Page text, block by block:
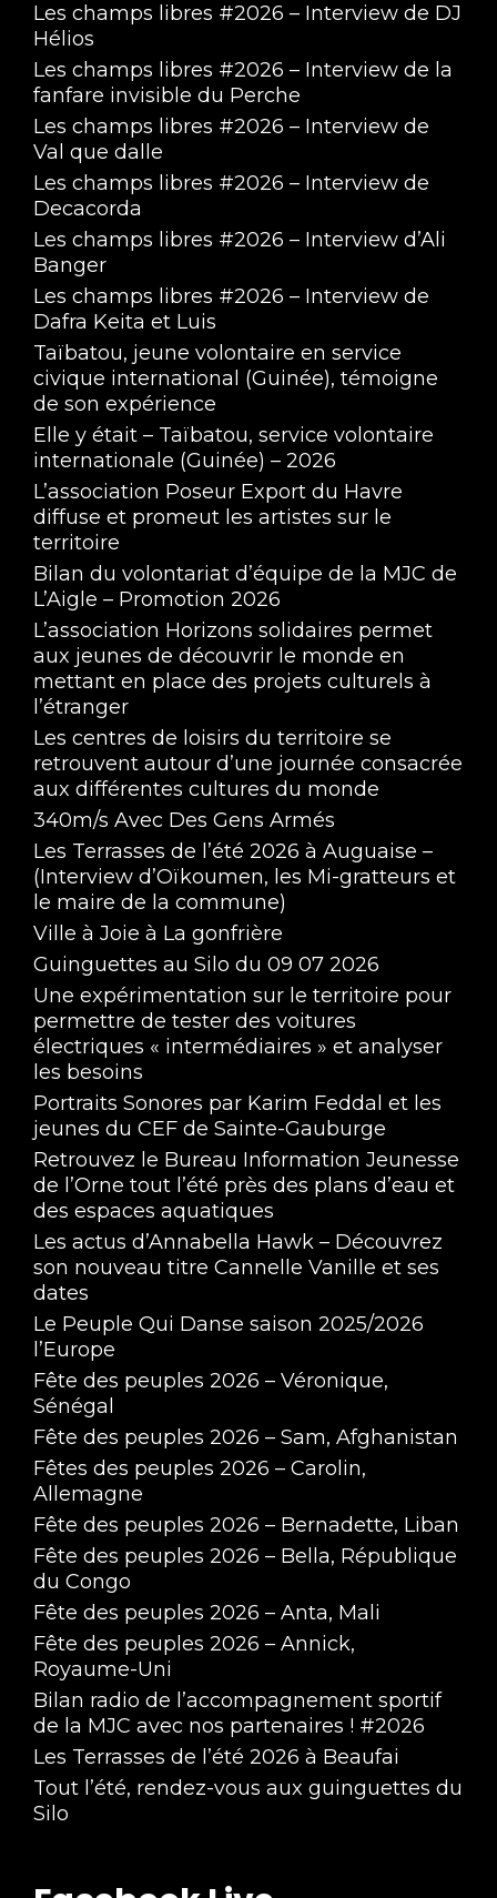
Les champs libres #2026 – Interview de DJ
Hélios
Les champs libres #2026 – Interview de la
fanfare invisible du Perche
Les champs libres #2026 – Interview de
Val que dalle
Les champs libres #2026 – Interview de
Decacorda
Les champs libres #2026 – Interview d’Ali
Banger
Les champs libres #2026 – Interview de
Dafra Keita et Luis
Taïbatou, jeune volontaire en service
civique international (Guinée), témoigne
de son expérience
Elle y était – Taïbatou, service volontaire
internationale (Guinée) – 2026
L’association Poseur Export du Havre
diffuse et promeut les artistes sur le
territoire
Bilan du volontariat d’équipe de la MJC de
L’Aigle – Promotion 2026
L’association Horizons solidaires permet
aux jeunes de découvrir le monde en
mettant en place des projets culturels à
l’étranger
Les centres de loisirs du territoire se
retrouvent autour d’une journée consacrée
aux différentes cultures du monde
340m/s Avec Des Gens Armés
Les Terrasses de l’été 2026 à Auguaise –
(Interview d’Oïkoumen, les Mi-gratteurs et
le maire de la commune)
Ville à Joie à La gonfrière
Guinguettes au Silo du 09 07 2026
Une expérimentation sur le territoire pour
permettre de tester des voitures
électriques « intermédiaires » et analyser
les besoins
Portraits Sonores par Karim Feddal et les
jeunes du CEF de Sainte-Gauburge
Retrouvez le Bureau Information Jeunesse
de l’Orne tout l’été près des plans d’eau et
des espaces aquatiques
Les actus d’Annabella Hawk – Découvrez
son nouveau titre Cannelle Vanille et ses
dates
Le Peuple Qui Danse saison 2025/2026
l’Europe
Fête des peuples 2026 – Véronique,
Sénégal
Fête des peuples 2026 – Sam, Afghanistan
Fêtes des peuples 2026 – Carolin,
Allemagne
Fête des peuples 2026 – Bernadette, Liban
Fête des peuples 2026 – Bella, République
du Congo
Fête des peuples 2026 – Anta, Mali
Fête des peuples 2026 – Annick,
Royaume-Uni
Bilan radio de l’accompagnement sportif
de la MJC avec nos partenaires ! #2026
Les Terrasses de l’été 2026 à Beaufai
Tout l’été, rendez-vous aux guinguettes du
Silo